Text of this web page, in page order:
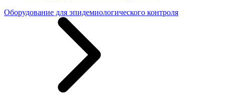
Оборудование для эпидемиологического контроля